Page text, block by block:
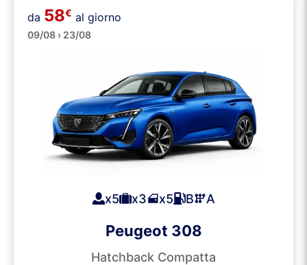
Medie
da 58€ al giorno
09/08 › 23/08
x5 x3 x5 B A
Peugeot 308
Hatchback Compatta